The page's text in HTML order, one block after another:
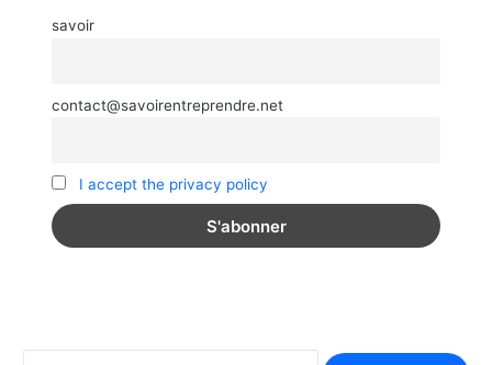
savoir
contact@savoirentreprendre.net
I accept the privacy policy